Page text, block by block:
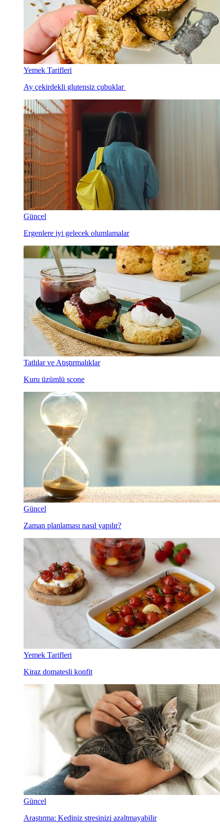
Yemek Tarifleri
Ay çekirdekli glutensiz çubuklar
Güncel
Ergenlere iyi gelecek olumlamalar
Tatlılar ve Atıştırmalıklar
Kuru üzümlü scone
Güncel
Zaman planlaması nasıl yapılır?
Yemek Tarifleri
Kiraz domatesli konfit
Güncel
Araştırma: Kediniz stresinizi azaltmayabilir